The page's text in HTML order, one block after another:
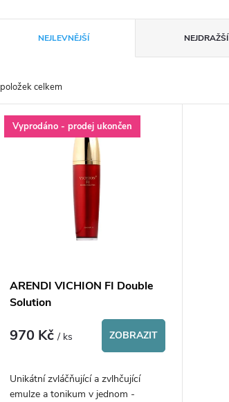
e
NEJLEVNĚJŠÍ NEJDRAŽŠÍ
položek celkem
VVyprodáno - prodej ukončen
ARENDI VICHION FI Double
Solution
970 Kč/ ks ZOBRAZIT
Unikátní zvláčňující a zvlhčující
emulze a tonikum v jednom -